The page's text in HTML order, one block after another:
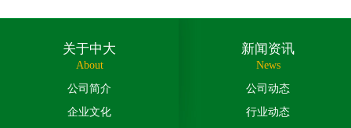
关于中大
About
公司简介
企业文化
新闻资讯
News
公司动态
行业动态